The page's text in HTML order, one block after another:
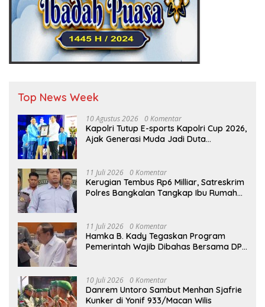
Top News Week
10 Agustus 2026 0 Komentar
Kapolri Tutup E-sports Kapolri Cup 2026,
Ajak Generasi Muda Jadi Duta
11 Juli 2026 0 Komentar
Kerugian Tembus Rp6 Milliar, Satreskrim
Polres Bangkalan Tangkap Ibu Rumah
11 Juli 2026 0 Komentar
Hamka B. Kady Tegaskan Program
Pemerintah Wajib Dibahas Bersama DPR
10 Juli 2026 0 Komentar
Danrem Untoro Sambut Menhan Sjafrie
Kunker di Yonif 933/Macan Wilis